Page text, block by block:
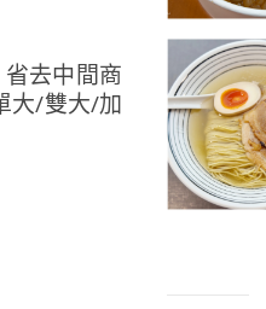
去中間商
大/雙大/加